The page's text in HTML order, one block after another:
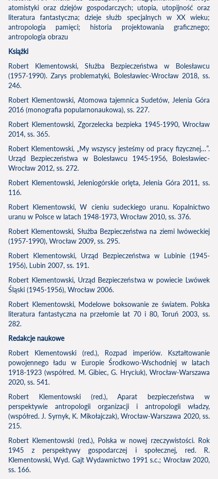
atomistyki oraz dziejów gospodarczych; utopia, utopijność oraz
literatura fantastyczna; dzieje służb specjalnych w XX wieku;
antropologia pamięci; historia projektowania graficznego;
antropologia obrazu
Książki
Robert Klementowski, Służba Bezpieczeństwa w Bolesławcu
(1957-1990). Zarys problematyki, Bolesławiec-Wrocław 2018, ss.
246.
Robert Klementowski, Atomowa tajemnica Sudetów, Jelenia Góra
2016 (monografia popularnonaukowa), ss. 227.
Robert Klementowski, Zgorzelecka bezpieka 1945-1990, Wrocław
2014, ss. 365.
Robert Klementowski, „My wszyscy jesteśmy od pracy fizycznej…”.
Urząd Bezpieczeństwa w Bolesławcu 1945-1956, Bolesławiec-
Wrocław 2012, ss. 272.
Robert Klementowski, Jeleniogórskie orlęta, Jelenia Góra 2011, ss.
116.
Robert Klementowski, W cieniu sudeckiego uranu. Kopalnictwo
uranu w Polsce w latach 1948-1973, Wrocław 2010, ss. 376.
Robert Klementowski, Służba Bezpieczeństwa na ziemi lwóweckiej
(1957-1990), Wrocław 2009, ss. 295.
Robert Klementowski, Urząd Bezpieczeństwa w Lubinie (1945-
1956), Lubin 2007, ss. 191.
Robert Klementowski, Urząd Bezpieczeństwa w powiecie Lwówek
Śląski (1945-1956), Wrocław 2006.
Robert Klementowski, Modelowe boksowanie ze światem. Polska
literatura fantastyczna na przełomie lat 70 i 80, Toruń 2003, ss.
282.
Redakcje naukowe
Robert Klementowski (red.), Rozpad imperiów. Kształtowanie
powojennego ładu w Europie Środkowo-Wschodniej w latach
1918-1923 (współred. M. Gibiec, G. Hryciuk), Wrocław-Warszawa
2020, ss. 541.
Robert Klementowski (red.), Aparat bezpieczeństwa w
perspektywie antropologii organizacji i antropologii władzy,
(współred. J. Syrnyk, K. Mikołajczak), Wrocław-Warszawa 2020, ss.
215.
Robert Klementowski (red.), Polska w nowej rzeczywistości. Rok
1945 z perspektywy gospodarczej i społecznej, red. R.
Klementowski, Wyd. Gajt Wydawnictwo 1991 s.c.; Wrocław 2020,
ss. 166.